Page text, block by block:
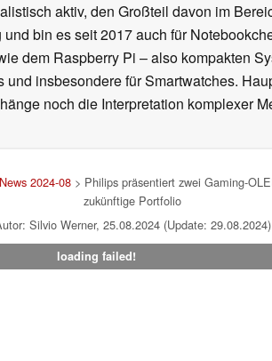
aktiv, den Großteil davon im
bin es seit 2017 auch für
dem Raspberry Pi – also kompakten
und insbesondere für Smartwatches.
noch die Interpretation komplexer
News 2024-08 > Philips präsentiert zwei Gaming-
zukünftige Portfolio
Silvio Werner, 25.08.2024 (Update: 29.08.2024)
loading failed!